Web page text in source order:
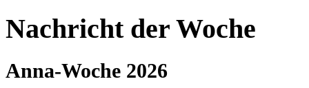
Nachricht der Woche
Anna-Woche 2026